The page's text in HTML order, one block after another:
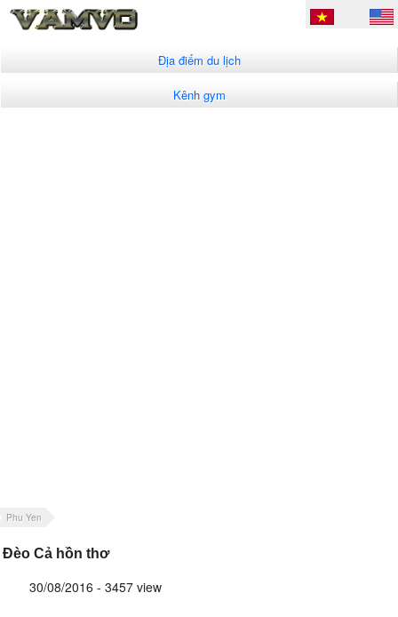
Địa điểm du lịch
Kênh gym
Phu Yen
Đèo Cả hồn thơ
30/08/2016 - 3457 view